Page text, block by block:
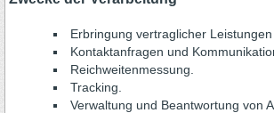
Erbringung vertraglicher
Kontaktanfragen und
Reichweitenmessung.
Tracking.
Verwaltung und Beantwortung von